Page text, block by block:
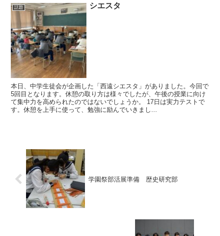
話題 シエスタ
本日、中学生徒会が企画した「西遠シエスタ」がありました。今回で
5回目となります。休憩の取り方は様々でしたが、午後の授業に向け
て集中力を高められたのではないでしょうか。 17日は実力テストで
す。休憩を上手に使って、勉強に励んでいきまし...
学園祭部活展準備 歴史研究部